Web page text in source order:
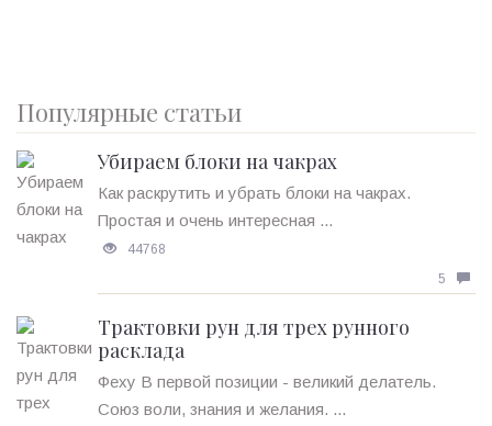
Популярные статьи
Убираем блоки на чакрах
Как раскрутить и убрать блоки на чакрах.
Простая и очень интересная ...
44768
5
Трактовки рун для трех рунного
расклада
Феху В первой позиции - великий делатель.
Союз воли, знания и желания. ...